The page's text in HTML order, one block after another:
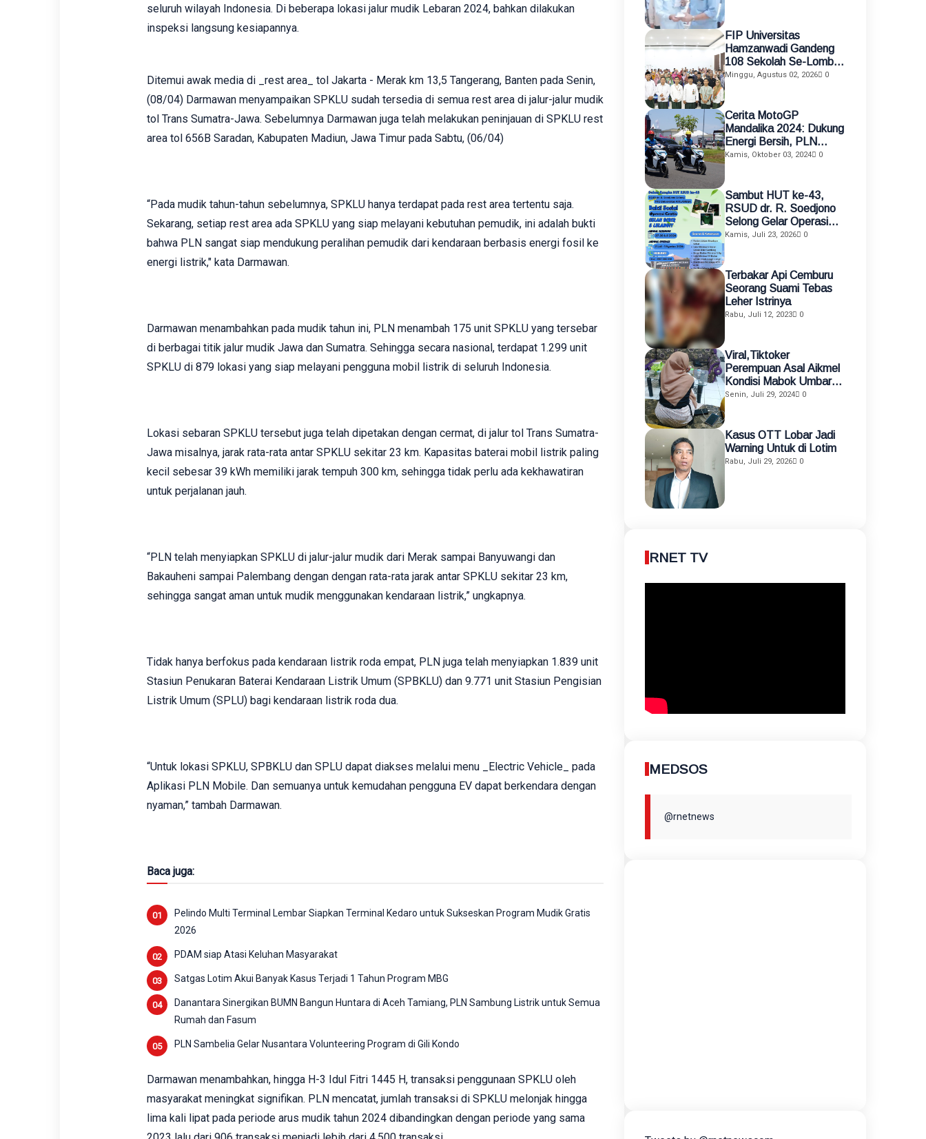
seluruh wilayah Indonesia. Di beberapa lokasi jalur mudik Lebaran 2024, bahkan dilakukan
inspeksi langsung kesiapannya.
Ditemui awak media di _rest area_ tol Jakarta - Merak km 13,5 Tangerang, Banten pada Senin,
(08/04) Darmawan menyampaikan SPKLU sudah tersedia di semua rest area di jalur-jalur mudik
tol Trans Sumatra-Jawa. Sebelumnya Darmawan juga telah melakukan peninjauan di SPKLU rest
area tol 656B Saradan, Kabupaten Madiun, Jawa Timur pada Sabtu, (06/04)
“Pada mudik tahun-tahun sebelumnya, SPKLU hanya terdapat pada rest area tertentu saja.
Sekarang, setiap rest area ada SPKLU yang siap melayani kebutuhan pemudik, ini adalah bukti
bahwa PLN sangat siap mendukung peralihan pemudik dari kendaraan berbasis energi fosil ke
energi listrik," kata Darmawan.
Darmawan menambahkan pada mudik tahun ini, PLN menambah 175 unit SPKLU yang tersebar
di berbagai titik jalur mudik Jawa dan Sumatra. Sehingga secara nasional, terdapat 1.299 unit
SPKLU di 879 lokasi yang siap melayani pengguna mobil listrik di seluruh Indonesia.
Lokasi sebaran SPKLU tersebut juga telah dipetakan dengan cermat, di jalur tol Trans Sumatra-
Jawa misalnya, jarak rata-rata antar SPKLU sekitar 23 km. Kapasitas baterai mobil listrik paling
kecil sebesar 39 kWh memiliki jarak tempuh 300 km, sehingga tidak perlu ada kekhawatiran
untuk perjalanan jauh.
“PLN telah menyiapkan SPKLU di jalur-jalur mudik dari Merak sampai Banyuwangi dan
Bakauheni sampai Palembang dengan dengan rata-rata jarak antar SPKLU sekitar 23 km,
sehingga sangat aman untuk mudik menggunakan kendaraan listrik,” ungkapnya.
Tidak hanya berfokus pada kendaraan listrik roda empat, PLN juga telah menyiapkan 1.839 unit
Stasiun Penukaran Baterai Kendaraan Listrik Umum (SPBKLU) dan 9.771 unit Stasiun Pengisian
Listrik Umum (SPLU) bagi kendaraan listrik roda dua.
“Untuk lokasi SPKLU, SPBKLU dan SPLU dapat diakses melalui menu _Electric Vehicle_ pada
Aplikasi PLN Mobile. Dan semuanya untuk kemudahan pengguna EV dapat berkendara dengan
nyaman,” tambah Darmawan.
Baca juga:
Pelindo Multi Terminal Lembar Siapkan Terminal Kedaro untuk Sukseskan Program Mudik Gratis
2026
PDAM siap Atasi Keluhan Masyarakat
Satgas Lotim Akui Banyak Kasus Terjadi 1 Tahun Program MBG
Danantara Sinergikan BUMN Bangun Huntara di Aceh Tamiang, PLN Sambung Listrik untuk Semua
Rumah dan Fasum
PLN Sambelia Gelar Nusantara Volunteering Program di Gili Kondo
Darmawan menambahkan, hingga H-3 Idul Fitri 1445 H, transaksi penggunaan SPKLU oleh
masyarakat meningkat signifikan. PLN mencatat, jumlah transaksi di SPKLU melonjak hingga
lima kali lipat pada periode arus mudik tahun 2024 dibandingkan dengan periode yang sama
FIP Universitas
Hamzanwadi Gandeng
108 Sekolah Se-Lombok
Timur, Perkuat
Mengajar dan KKN
Terintegrasi
Minggu, Agustus 02, 2026 0
Cerita MotoGP
Mandalika 2024: Dukung
Energi Bersih, PLN
Gunakan Motor Listrik
Kamis, Oktober 03, 2024 0
Sambut HUT ke-43,
RSUD dr. R. Soedjono
Selong Gelar Operasi
Gratis Celah Bibir dan
Kamis, Juli 23, 2026 0
Terbakar Api Cemburu
Seorang Suami Tebas
Leher Istrinya
Rabu, Juli 12, 2023 0
Viral,Tiktoker
Perempuan Asal Aikmel
Kondisi Mabok Umbar
Aurat di Medsos
Senin, Juli 29, 2024 0
Kasus OTT Lobar Jadi
Warning Untuk di Lotim
Rabu, Juli 29, 2026 0
RNET TV
MEDSOS
@rnetnews